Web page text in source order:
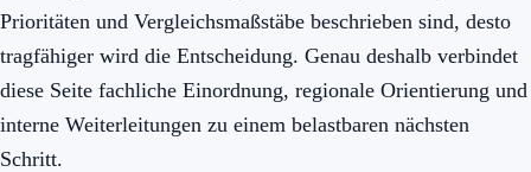
Prioritäten und Vergleichsmaßstäbe beschrieben sind, desto
tragfähiger wird die Entscheidung. Genau deshalb verbindet
diese Seite fachliche Einordnung, regionale Orientierung und
interne Weiterleitungen zu einem belastbaren nächsten
Schritt.